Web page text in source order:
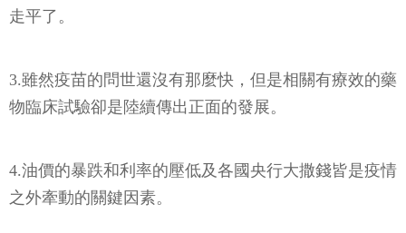
走平了。
3.雖然疫苗的問世還沒有那麼快，但是相關有療效的藥
物臨床試驗卻是陸續傳出正面的發展。
4.油價的暴跌和利率的壓低及各國央行大撒錢皆是疫情
之外牽動的關鍵因素。